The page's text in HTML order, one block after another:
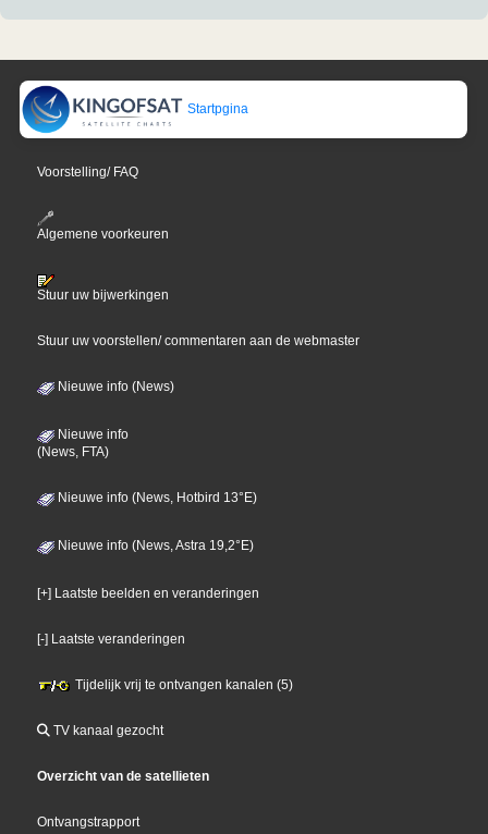
Startpgina
Voorstelling/ FAQ
Algemene voorkeuren
Stuur uw bijwerkingen
Stuur uw voorstellen/ commentaren aan de webmaster
Nieuwe info (News)
Nieuwe info
(News, FTA)
Nieuwe info (News, Hotbird 13°E)
Nieuwe info (News, Astra 19,2°E)
[+] Laatste beelden en veranderingen
[-] Laatste veranderingen
Tijdelijk vrij te ontvangen kanalen (5)
TV kanaal gezocht
Overzicht van de satellieten
Ontvangstrapport